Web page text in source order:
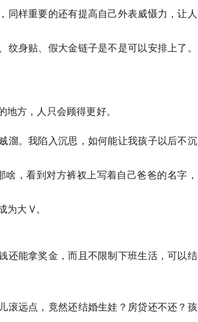
同样重要的还有提高自己外表威慑力，让人
身贴、假大金链子是不是可以安排上了。
方，人只会顾得更好。
溜。我陷入沉思，如何能让我孩子以后不沉
，看到对方裤衩上写着自己爸爸的名字，
大 V。
还能拿奖金，而且不限制下班生活，可以结
滚远点，竟然还结婚生娃？房贷还不还？孩